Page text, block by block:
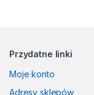
Przydatne linki
Moje konto
Adresy sklepów